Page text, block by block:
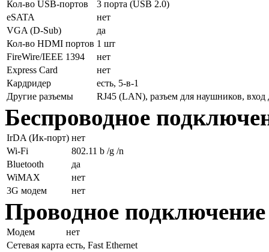
Кол-во USB-портов
3 порта (USB 2.0)
eSATA
нет
VGA (D-Sub)
да
Кол-во HDMI портов 1 шт
FireWire/IEEE 1394
нет
Express Card
нет
Кардридер
есть, 5-в-1
Другие разъемы
RJ45 (LAN), разъем для наушников,
Беспроводное
IrDA (Ик-порт) нет
Wi-Fi
802.11 b /g /n
Bluetooth
да
WiMAX
нет
3G модем
нет
Проводное подключение
Модем
нет
Сетевая карта есть, Fast Ethernet